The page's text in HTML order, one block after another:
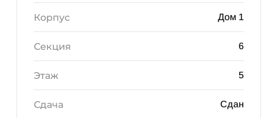
Корпус Дом 1
Секция 6
Этаж 5
Сдача Сдан